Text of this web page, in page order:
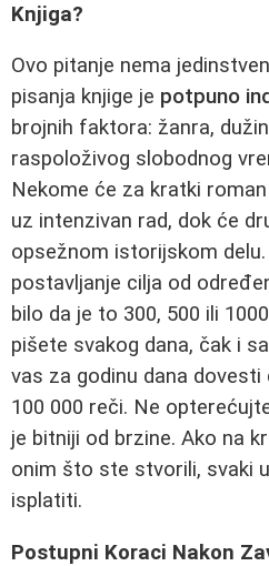
Knjiga?
Ovo pitanje nema
pisanja knjige je potpuno
brojnih faktora: žanra,
raspoloživog slobodnog
Nekome će za kratki
uz intenzivan rad, dok će
opsežnom istorijskom
postavljanje cilja od
bilo da je to 300, 500 ili
pišete svakog dana, čak i
vas za godinu dana
100 000 reči. Ne
je bitniji od brzine. Ako na
onim što ste stvorili, svaki
isplatiti.
Postupni Koraci Nakon